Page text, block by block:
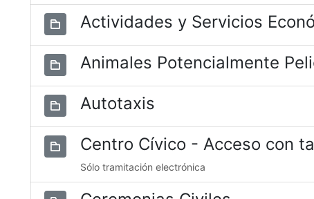
Actividades y Servicios
Animales Potencialmente
Autotaxis
Centro Cívico - Acceso con
Sólo tramitación electrónica